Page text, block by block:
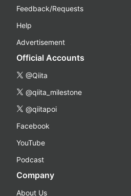
Feedback/Requests
Help
Advertisement
Official Accounts
@Qiita
@qiita_milestone
@qiitapoi
Facebook
YouTube
Podcast
Company
About Us